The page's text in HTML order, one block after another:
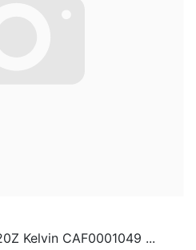
Kelvin CAF0001049 ...